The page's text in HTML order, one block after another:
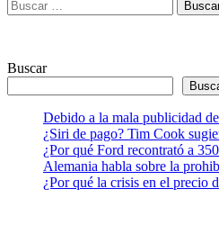
Buscar:
Buscar
Debido a la mala publicidad
¿Siri de pago? Tim Cook
¿Por qué Ford recontrató a
Alemania habla sobre la
¿Por qué la crisis en el precio